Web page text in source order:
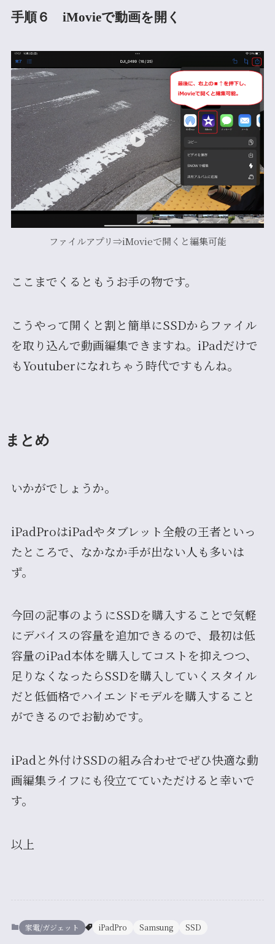
手順６ iMovieで動画を開く
ファイルアプリ⇒iMovieで開くと編集可能
ここまでくるともうお手の物です。
こうやって開くと割と簡単にSSDからファイル
を取り込んで動画編集できますね。iPadだけで
もYoutuberになれちゃう時代ですもんね。
まとめ
いかがでしょうか。
iPadProはiPadやタブレット全般の王者といっ
たところで、なかなか手が出ない人も多いは
ず。
今回の記事のようにSSDを購入することで気軽
にデバイスの容量を追加できるので、最初は低
容量のiPad本体を購入してコストを抑えつつ、
足りなくなったらSSDを購入していくスタイル
だと低価格でハイエンドモデルを購入すること
ができるのでお勧めです。
iPadと外付けSSDの組み合わせでぜひ快適な動
画編集ライフにも役立てていただけると幸いで
す。
以上
家電/ガジェット iPadPro Samsung SSD